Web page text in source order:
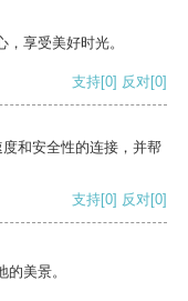
享受美好时光。
支持[0] 反对[0]
和安全性的连接，并帮
支持[0] 反对[0]
美景。